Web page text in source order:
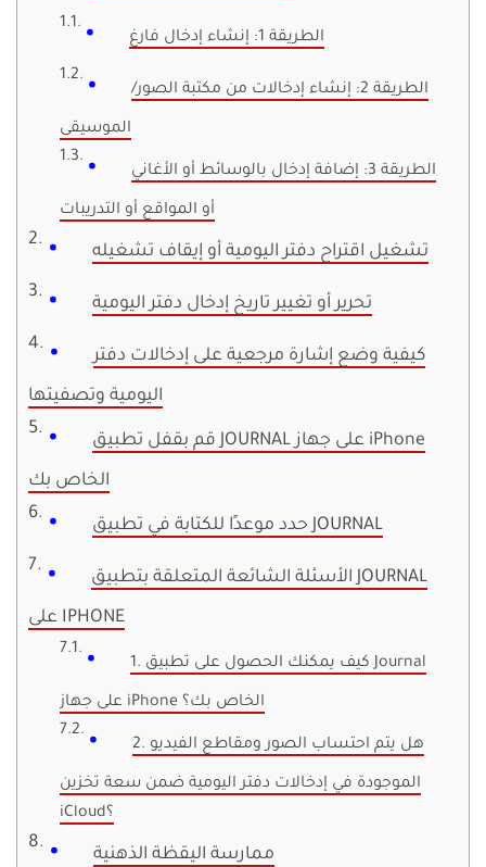
الطريقة 1: إنشاء إدخال فارغ
الطريقة 2: إنشاء إدخالات من مكتبة الصور/
الموسيقى
الطريقة 3: إضافة إدخال بالوسائط أو الأغاني
أو المواقع أو التدريبات
تشغيل اقتراح دفتر اليومية أو إيقاف تشغيله
تحرير أو تغيير تاريخ إدخال دفتر اليومية
كيفية وضع إشارة مرجعية على إدخالات دفتر
اليومية وتصفيتها
قم بقفل تطبيق JOURNAL على جهاز iPhone
الخاص بك
حدد موعدًا للكتابة في تطبيق JOURNAL
الأسئلة الشائعة المتعلقة بتطبيق JOURNAL
على IPHONE
1. كيف يمكنك الحصول على تطبيق Journal
على جهاز iPhone الخاص بك؟
2. هل يتم احتساب الصور ومقاطع الفيديو
الموجودة في إدخالات دفتر اليومية ضمن سعة تخزين
iCloud؟
ممارسة اليقظة الذهنية